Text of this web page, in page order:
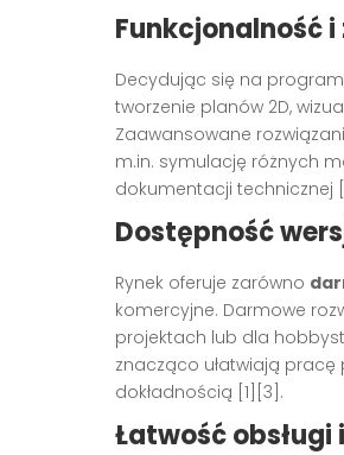
Funkcjonalność
Decydując się na
tworzenie planów 2D,
Zaawansowane
m.in. symulację różnych
dokumentacji technicznej
Dostępność
Rynek oferuje zarówno
komercyjne. Darmowe
projektach lub dla
znacząco ułatwiają pracę
dokładnością [1][3].
Łatwość